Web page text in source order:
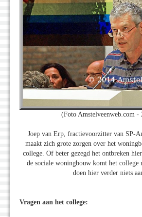
(Foto Amstelveenweb.com -
Joep van Erp, fractievoorzitter van SP-
maakt zich grote zorgen over het
college. Of beter gezegd het ontbreken
de sociale woningbouw komt het college
doen hier verder niets
Vragen aan het college: